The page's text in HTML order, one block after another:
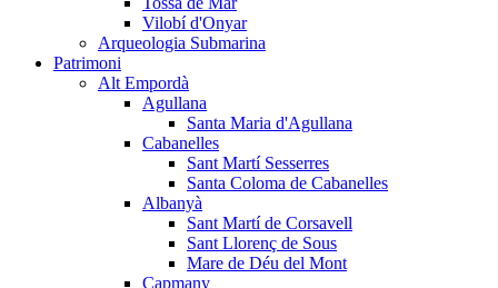
Vilobí d'Onyar
Arqueologia Submarina
Patrimoni
Alt Empordà
Agullana
Santa Maria d'Agullana
Cabanelles
Sant Martí Sesserres
Santa Coloma de Cabanelles
Albanyà
Sant Martí de Corsavell
Sant Llorenç de Sous
Mare de Déu del Mont
Capmany